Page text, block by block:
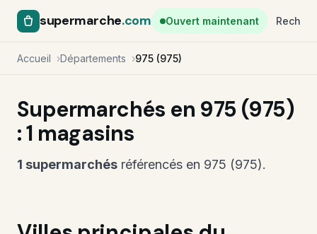
supermarche.com Ouvert maintenant
Accueil Départements 975 (975)
Supermarchés en 975 (975)
: 1 magasins
1 supermarchés référencés en 975 (975).